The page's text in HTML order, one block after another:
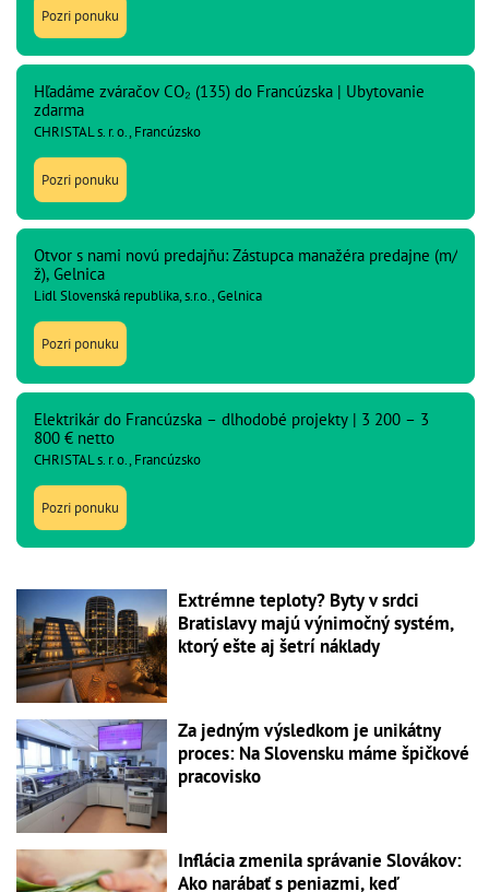
Pozri ponuku
Hľadáme zváračov CO₂ (135) do Francúzska | Ubytovanie
zdarma
CHRISTAL s. r. o., Francúzsko
Pozri ponuku
Otvor s nami novú predajňu: Zástupca manažéra predajne (m/
ž), Gelnica
Lidl Slovenská republika, s.r.o., Gelnica
Pozri ponuku
Elektrikár do Francúzska – dlhodobé projekty | 3 200 – 3
800 € netto
CHRISTAL s. r. o., Francúzsko
Pozri ponuku
Extrémne teploty? Byty v srdci
Bratislavy majú výnimočný systém,
ktorý ešte aj šetrí náklady
Za jedným výsledkom je unikátny
proces: Na Slovensku máme špičkové
pracovisko
Inflácia zmenila správanie Slovákov:
Ako narábať s peniazmi, keď